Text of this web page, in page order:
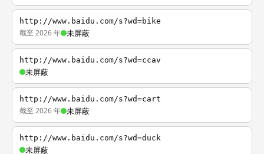
http://www.baidu.com/s?wd=bike
截至 2026 年 未屏蔽
http://www.baidu.com/s?wd=ccav
未屏蔽
http://www.baidu.com/s?wd=cart
截至 2026 年 未屏蔽
http://www.baidu.com/s?wd=duck
未屏蔽